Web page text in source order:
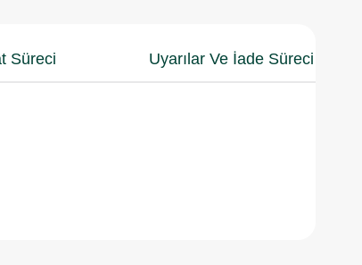
Süreci Uyarılar Ve İade Süreci